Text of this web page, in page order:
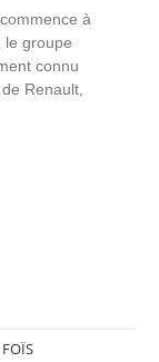
à
le groupe
connu
Renault,